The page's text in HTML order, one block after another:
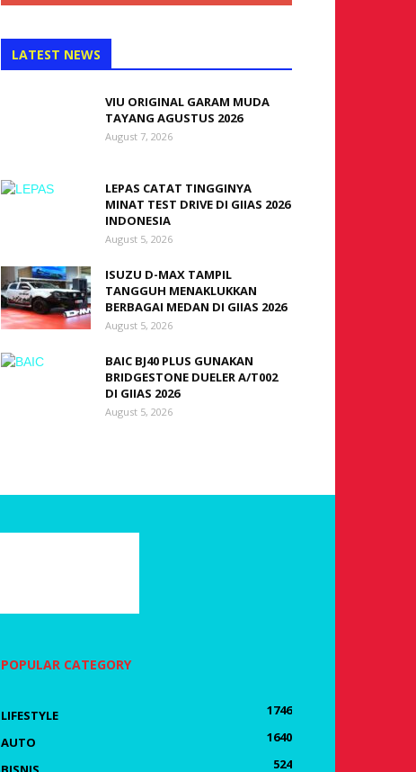
LATEST NEWS
VIU ORIGINAL GARAM MUDA
TAYANG AGUSTUS 2026
August 7, 2026
LEPAS CATAT TINGGINYA
MINAT TEST DRIVE DI GIIAS 2026
INDONESIA
August 5, 2026
ISUZU D-MAX TAMPIL
TANGGUH MENAKLUKKAN
BERBAGAI MEDAN DI GIIAS 2026
August 5, 2026
BAIC BJ40 PLUS GUNAKAN
BRIDGESTONE DUELER A/T002
DI GIIAS 2026
August 5, 2026
POPULAR CATEGORY
LIFESTYLE
1746
AUTO
1640
524